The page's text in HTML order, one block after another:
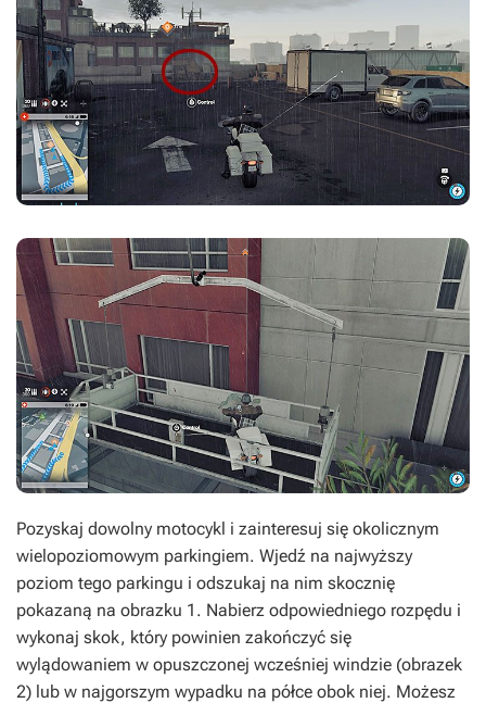
Pozyskaj dowolny motocykl i zainteresuj się okolicznym
wielopoziomowym parkingiem. Wjedź na najwyższy
poziom tego parkingu i odszukaj na nim skocznię
pokazaną na obrazku 1. Nabierz odpowiedniego rozpędu i
wykonaj skok, który powinien zakończyć się
wylądowaniem w opuszczonej wcześniej windzie (obrazek
2) lub w najgorszym wypadku na półce obok niej. Możesz